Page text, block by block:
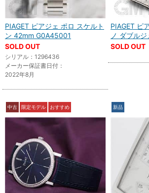
PIAGET ピアジェ ポロ スケルト
ン 42mm G0A45001
SOLD OUT
シリアル：1296436
メーカー保証書日付：
2022年8月
PIAGET ピ
ノ ダブル
SOLD OUT
中古 限定モデル おすすめ 新品